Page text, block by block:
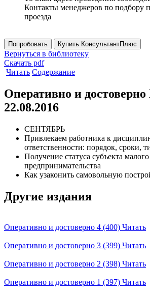
Контакты менеджеров по подбору
проезда
Попробовать Купить КонсультантПлюс
Вернуться в библиотеку
Скачать pdf
Читать Содержание
Оперативно и
22.08.2016
СЕНТЯБРЬ
Привлекаем работника к
ответственности: порядок, сроки,
Получение статуса субъекта
предпринимательства
Как узаконить самовольную
Другие издания
Оперативно и достоверно 4 (400) Читать
Оперативно и достоверно 3 (399) Читать
Оперативно и достоверно 2 (398) Читать
Оперативно и достоверно 1 (397) Читать